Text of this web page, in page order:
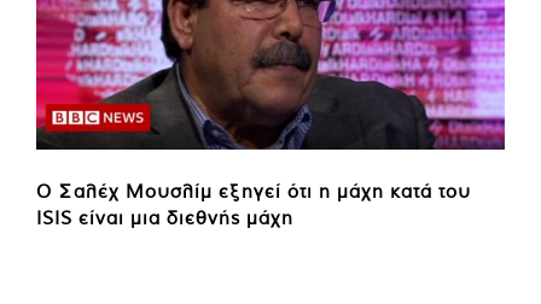
Ο Σαλέχ Μουσλίμ εξηγεί ότι η μάχη κατά του
ISIS είναι μια διεθνής μάχη